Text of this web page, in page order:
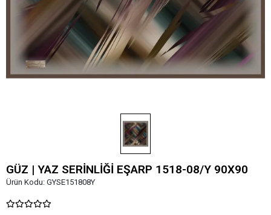
GÜZ | YAZ SERİNLİĞİ EŞARP 1518-08/Y 90X90
Ürün Kodu: GYSE151808Y